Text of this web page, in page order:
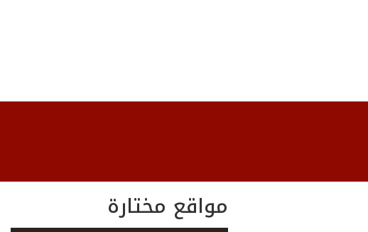
مواقع مختارة